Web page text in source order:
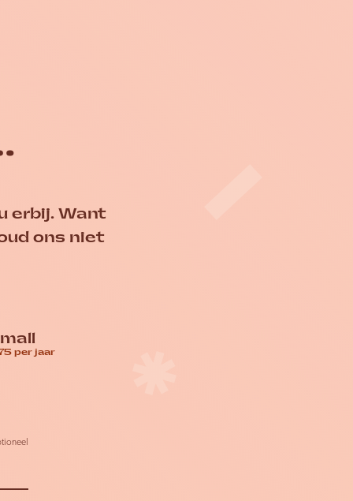
erbij. Want
ons niet
per jaar